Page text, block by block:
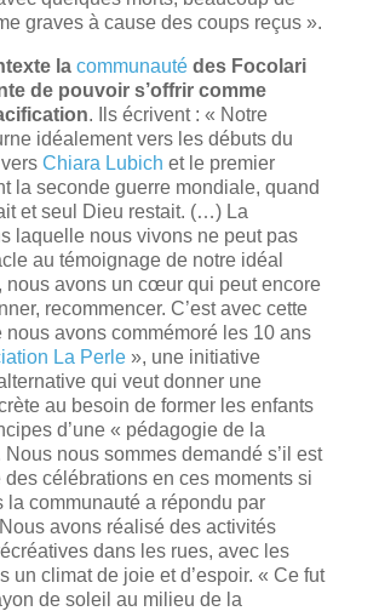
graves à cause des coups reçus ».
la communautédes Focolari
de pouvoir s’offrir comme
. Ils écrivent : « Notre
idéalement vers les débuts du
vers Chiara Lubich et le premier
la seconde guerre mondiale, quand
et seul Dieu restait. (…) La
laquelle nous vivons ne peut pas
au témoignage de notre idéal
nous avons un cœur qui peut encore
recommencer. C’est avec cette
nous avons commémoré les 10 ans
La Perle », une initiative
qui veut donner une
au besoin de former les enfants
d’une « pédagogie de la
Nous nous sommes demandé s’il est
des célébrations en ces moments si
la communauté a répondu par
Nous avons réalisé des activités
dans les rues, avec les
un climat de joie et d’espoir. « Ce fut
de soleil au milieu de la